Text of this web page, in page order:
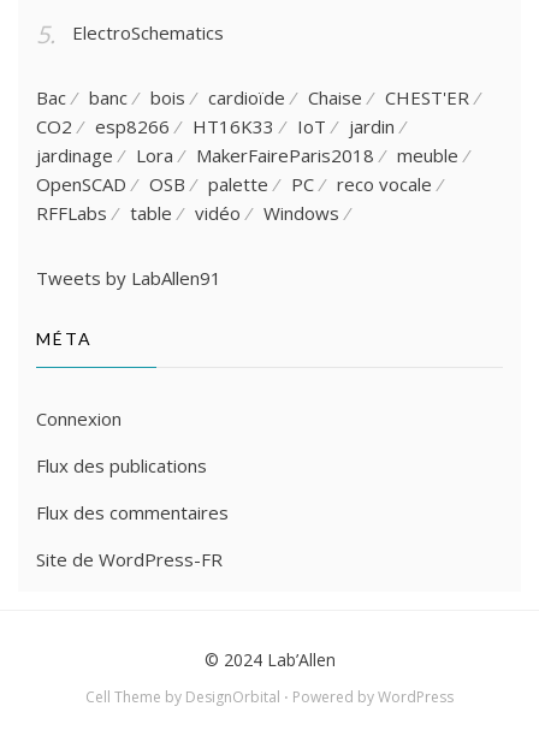
ElectroSchematics
Bac banc bois cardioïde Chaise
CHEST'ER
CO2
esp8266 HT16K33 IoT
jardin
jardinage
Lora MakerFaireParis2018
meuble
OpenSCAD
OSB palette PC
reco vocale
RFFLabs
table vidéo Windows
Tweets by LabAllen91
MÉTA
Connexion
Flux des publications
Flux des commentaires
Site de WordPress-FR
© 2024 Lab’Allen
Cell Theme by DesignOrbital ⋅ Powered byWordPress